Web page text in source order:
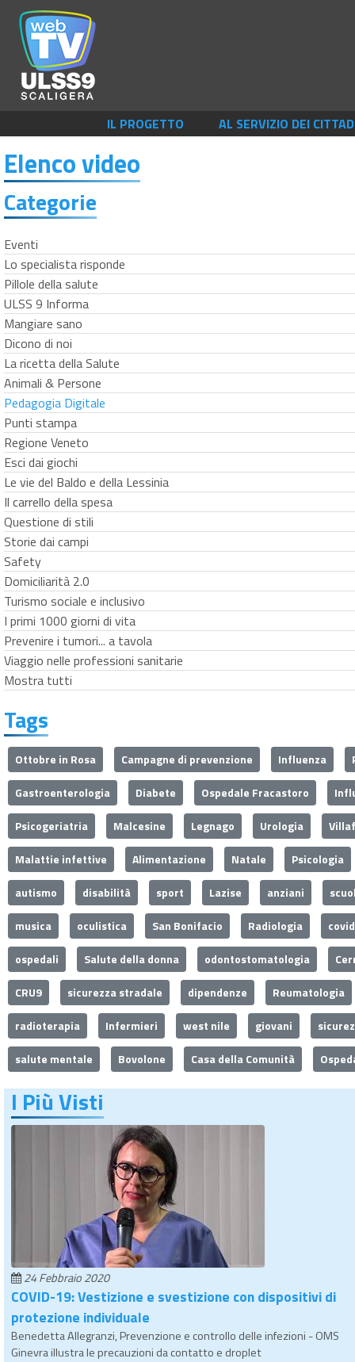
IL PROGETTO AL SERVIZIO DEI
Elenco video
Categorie
Eventi
Lo specialista risponde
Pillole della salute
ULSS 9 Informa
Mangiare sano
Dicono di noi
La ricetta della Salute
Animali & Persone
Pedagogia Digitale
Punti stampa
Regione Veneto
Esci dai giochi
Le vie del Baldo e della Lessinia
Il carrello della spesa
Questione di stili
Storie dai campi
Safety
Domiciliarità 2.0
Turismo sociale e inclusivo
I primi 1000 giorni di vita
Prevenire i tumori... a tavola
Viaggio nelle professioni sanitarie
Mostra tutti
Tags
Ottobre in Rosa Campagne di prevenzione Influenza
Gastroenterologia
Diabete Ospedale Fracastoro
Psicogeriatria
Malcesine Legnago Urologia
Malattie infettive
Alimentazione Natale
Psicologia
autismo
disabilità sport Lazise anziani
musica
oculistica San Bonifacio Radiologia
ospedali
Salute della donna odontostomatologia
CRU9
sicurezza stradale dipendenze
Reumatologia
radioterapia
Infermieri west nile giovani
salute mentale
Bovolone Casa della Comunità
I Più Visti
24 Febbraio 2020
COVID-19: Vestizione e svestizione con dispositivi di
protezione individuale
Benedetta Allegranzi, Prevenzione e controllo delle infezioni - OMS
Ginevra illustra le precauzioni da contatto e droplet